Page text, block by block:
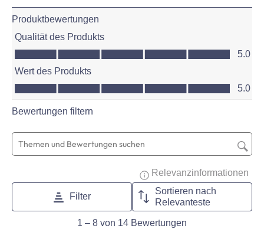
Produktbewertungen
Qualität des Produkts
Qualität des Produkts, 5.0 von 5
5.0
Wert des Produkts
Wert des Produkts, 5.0 von 5
5.0
Bewertungen filtern
Suchthemen und Bewertungen Suchregion
Relevanzinformationen
Filter
Sortieren nach
Relevanteste
1 – 8 von 14 Bewertungen